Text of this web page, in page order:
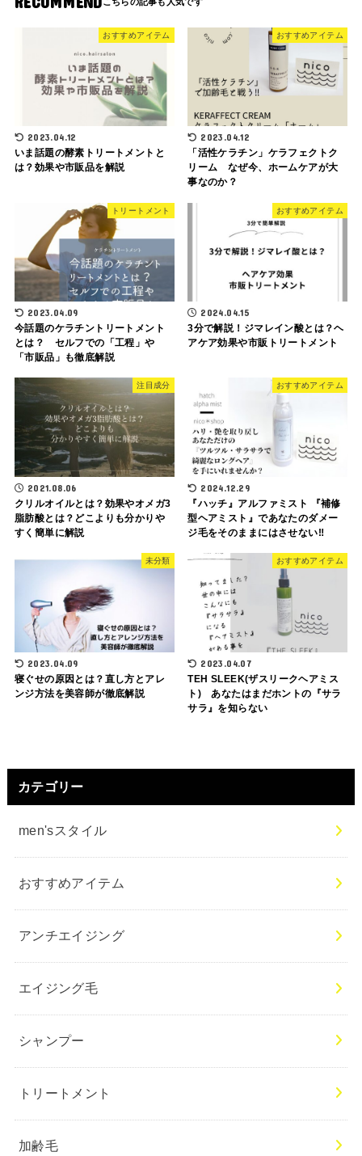
おすすめアイテム
2023.04.12
いま話題の酵素トリートメントと
は？効果や市販品を解説
おすすめアイテム
2023.04.12
「活性ケラチン」ケラフェクトク
リーム なぜ今、ホームケアが大
事なのか？
トリートメント
2023.04.09
今話題のケラチントリートメント
とは？ セルフでの「工程」や
「市販品」も徹底解説
おすすめアイテム
2024.04.15
3分で解説！ジマレイン酸とは？ヘ
アケア効果や市販トリートメント
注目成分
2021.08.06
クリルオイルとは？効果やオメガ3
脂肪酸とは？どこよりも分かりや
すく簡単に解説
おすすめアイテム
2024.12.29
『ハッチ』アルファミスト 『補修
型ヘアミスト』であなたのダメー
ジ毛をそのままにはさせない‼︎
未分類
2023.04.09
寝ぐせの原因とは？直し方とアレ
ンジ方法を美容師が徹底解説
おすすめアイテム
2023.04.07
TEH SLEEK(ザスリークヘアミス
ト) あなたはまだホントの『サラ
サラ』を知らない
カテゴリー
men'sスタイル
おすすめアイテム
アンチエイジング
エイジング毛
シャンプー
トリートメント
加齢毛